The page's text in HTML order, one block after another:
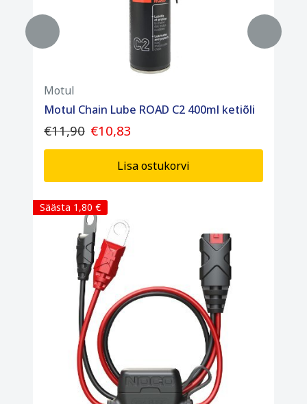
Motul
Motul Chain Lube ROAD C2 400ml ketiõli
€11,90 €10,83
Lisa ostukorvi
Säästa 1,80 €